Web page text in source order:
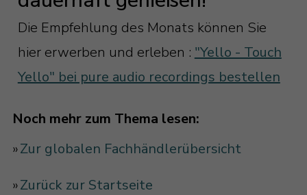
Die Empfehlung des Monats können Sie
hier erwerben und erleben : "Yello - Touch
Yello" bei pure audio recordings bestellen
Noch mehr zum Thema lesen:
»Zur globalen Fachhändlerübersicht
»Zurück zur Startseite